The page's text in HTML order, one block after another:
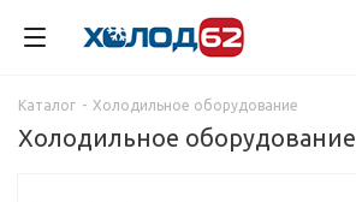
Каталог - Холодильное оборудование
Холодильное оборудование